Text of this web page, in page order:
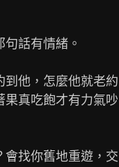
話有情緒。
到他，怎麼他就老約
真吃飽才有力氣吵
會找你舊地重遊，交